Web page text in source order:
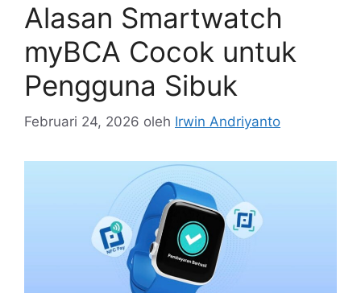
Alasan Smartwatch
myBCA Cocok untuk
Pengguna Sibuk
Februari 24, 2026 oleh Irwin Andriyanto